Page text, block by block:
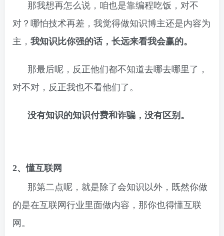
那我想再怎么说，咱也是靠编程吃饭，对不
对？哪怕技术再差，我觉得做知识博主还是内容为
主， 我知识比你强的话，长远来看我会赢的。
那最后呢，反正他们都不知道去哪去哪里了，
对不对，反正我也不看他们了。
没有知识的知识付费和诈骗，没有区别。
2、懂互联网
那第二点呢，就是除了会知识以外，既然你做
的是在互联网行业里面做内容，那你也得懂互联
网。